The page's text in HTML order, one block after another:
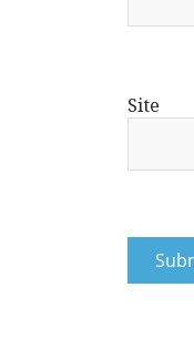
Site